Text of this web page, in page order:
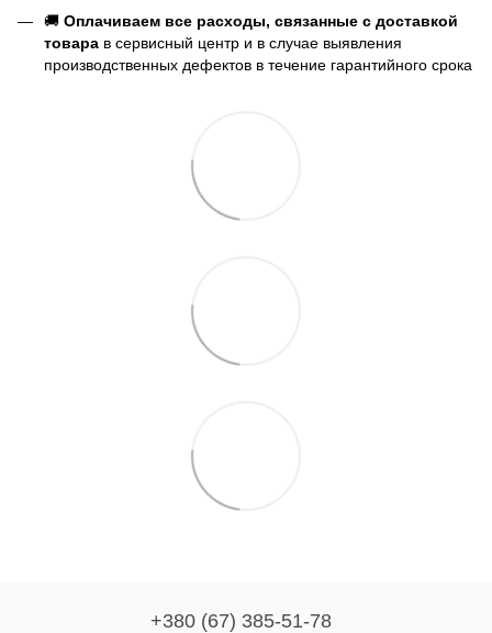
🚚 Оплачиваем все расходы, связанные с доставкой
товара в сервисный центр и в случае выявления
производственных дефектов в течение гарантийного срока
+380 (67) 385-51-78